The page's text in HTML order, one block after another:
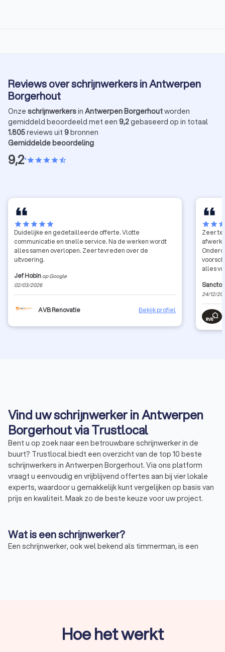
Reviews over schrijnwerkers in Antwerpen
Borgerhout
Onze schrijnwerkersin Antwerpen Borgerhoutworden
gemiddeld beoordeeld met een 9,2gebaseerd op in totaal
1.805reviews uit 9bronnen
Gemiddelde beoordeling
9,2•starstarstarstarstar_half
starstarstarstarstar
Duidelijke en gedetailleerde offerte. Vlotte
communicatie en snelle service. Na de werken wordt
alles samen overlopen. Zeer tevreden over de
uitvoering.
Jef Hobin op Google
02/03/2026
AVB Renovatie Bekijk profiel
starstar
Zeer
alles
24/12/
Vind uw schrijnwerker in Antwerpen
Borgerhout via Trustlocal
Bent u op zoek naar een betrouwbare schrijnwerker in de
buurt? Trustlocal biedt een overzicht van de top 10 beste
schrijnwerkers in Antwerpen Borgerhout. Via ons platform
vraagt u eenvoudig en vrijblijvend offertes aan bij vier lokale
experts, waardoor u gemakkelijk kunt vergelijken op basis van
prijs en kwaliteit. Maak zo de beste keuze voor uw project.
Wat is een schrijnwerker?
Een schrijnwerker, ook wel bekend als timmerman, is een
Hoe het werkt